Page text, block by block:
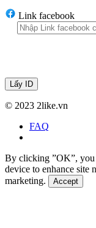
Link facebook
Lấy ID
© 2023 2like.vn
FAQ
By clicking ”OK”, you
device to enhance site
marketing.
Accept